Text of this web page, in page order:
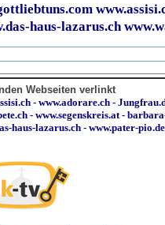
haus-lazarus.ch
Webseiten verlinkt
- www.adorare.ch -
- www.segenskreis.at-
haus-lazarus.ch - www.pater-pio.de